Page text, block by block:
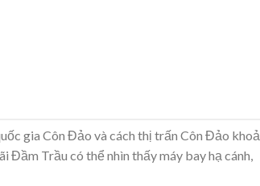
gia Côn Đảo và cách thị trấn Côn Đảo
Đầm Trầu có thể nhìn thấy máy bay hạ cánh,